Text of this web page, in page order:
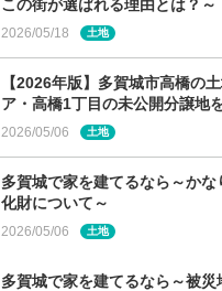
この街が選ばれる理由とは？～
2026/05/18 土地
【2026年版】多賀城市高橋の
ア・高橋1丁目の未公開分譲地
2026/05/06 土地
多賀城で家を建てるなら～か
化財について～
2026/05/06 土地
多賀城で家を建てるなら～被災